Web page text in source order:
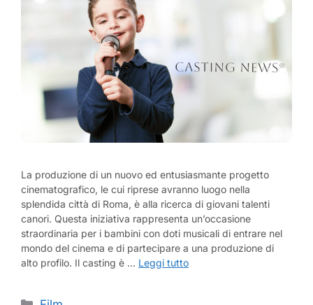
La produzione di un nuovo ed entusiasmante progetto
cinematografico, le cui riprese avranno luogo nella
splendida città di Roma, è alla ricerca di giovani talenti
canori. Questa iniziativa rappresenta un’occasione
straordinaria per i bambini con doti musicali di entrare nel
mondo del cinema e di partecipare a una produzione di
alto profilo. Il casting è … Leggi tutto
Categorie